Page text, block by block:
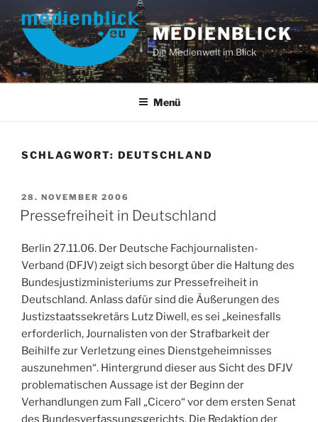
Inhalt
springen
MEDIENBLICK
Die Medienwelt im Blick
Menü
SCHLAGWORT: DEUTSCHLAND
VERÖFFENTLICHT
AM
28. NOVEMBER 2006
Pressefreiheit in Deutschland
Berlin 27.11.06. Der Deutsche Fachjournalisten-
Verband (DFJV) zeigt sich besorgt über die Haltung des
Bundesjustizministeriums zur Pressefreiheit in
Deutschland. Anlass dafür sind die Äußerungen des
Justizstaatssekretärs Lutz Diwell, es sei „keinesfalls
erforderlich, Journalisten von der Strafbarkeit der
Beihilfe zur Verletzung eines Dienstgeheimnisses
auszunehmen“. Hintergrund dieser aus Sicht des DFJV
problematischen Aussage ist der Beginn der
Verhandlungen zum Fall „Cicero“ vor dem ersten Senat
des Bundesverfassungsgerichts. Die Redaktion der